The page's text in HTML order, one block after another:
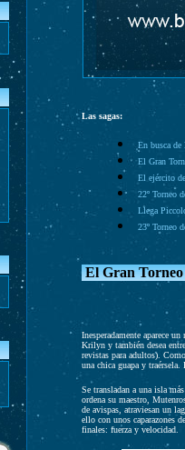
Las sagas:
En busca de
El Gran
El ejército
22º Torneo
Llega
23º Torneo
El Gran Torneo
Inesperadamente aparece
Krilyn y también desea
revistas para adultos).
una chica guapa y
Se transladan a una isla
ordena su maestro,
de avispas, atraviesan un
ello con unos caparazones
finales: fuerza y velocidad.